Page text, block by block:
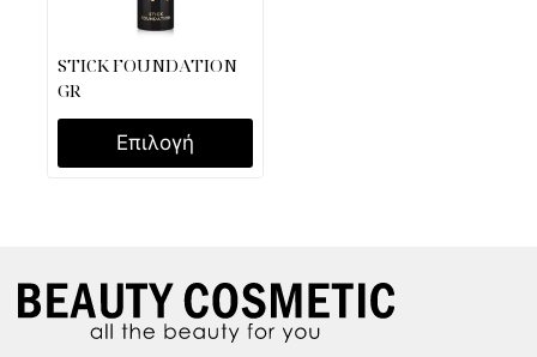
STICK FOUNDATION
GR
Επιλογή